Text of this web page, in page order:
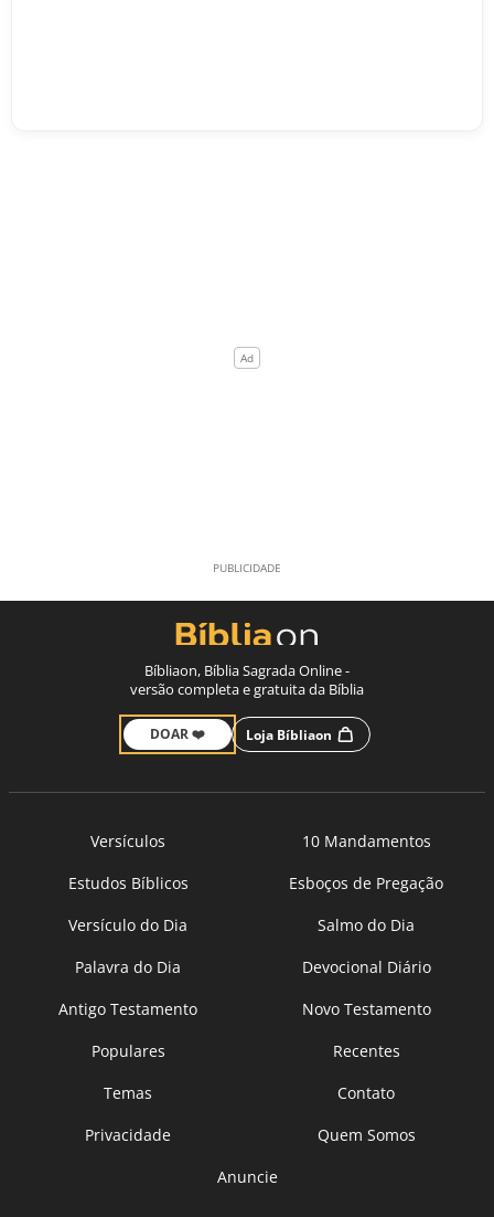
Bíbliaon, Bíblia Sagrada Online -
versão completa e gratuita da Bíblia
DOAR ❤️ Loja Bíbliaon
Versículos
10 Mandamentos
Estudos Bíblicos
Esboços de Pregação
Versículo do Dia
Salmo do Dia
Palavra do Dia
Devocional Diário
Antigo Testamento
Novo Testamento
Populares
Recentes
Temas
Contato
Privacidade
Quem Somos
Anuncie